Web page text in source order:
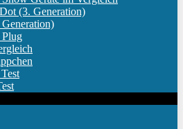
(3. Generation)
Plug